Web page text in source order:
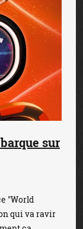
sur
"World
qui va ravir